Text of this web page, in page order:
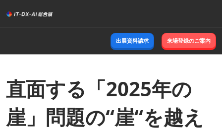
キ
ッ
し
進
む
出展資料請求 来場登録のご案内
直面する「2025年の
崖」問題の“崖“を越え